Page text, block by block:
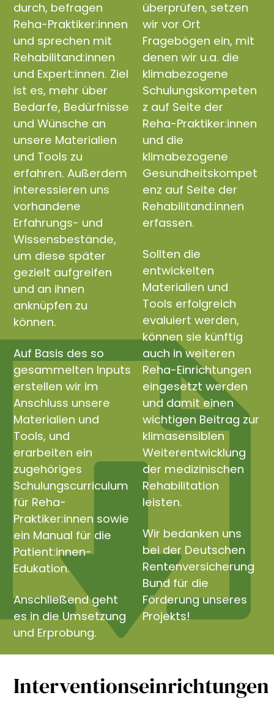
durch, befragen
Reha-Praktiker:innen
und sprechen mit
Rehabilitand:innen
und Expert:innen. Ziel
ist es, mehr über
Bedarfe, Bedürfnisse
und Wünsche an
unsere Materialien
und Tools zu
erfahren. Außerdem
interessieren uns
vorhandene
Erfahrungs- und
Wissensbestände,
um diese später
gezielt aufgreifen
und an ihnen
anknüpfen zu
können.
Auf Basis des so
gesammelten Inputs
erstellen wir im
Anschluss unsere
Materialien und
Tools, und
erarbeiten ein
zugehöriges
Schulungscurriculum
für Reha-
Praktiker:innen sowie
ein Manual für die
Patient:innen-
Edukation.
Anschließend geht
es in die Umsetzung
und Erprobung.
überprüfen, setzen
wir vor Ort
Fragebögen ein, mit
denen wir u.a. die
klimabezogene
Schulungskompeten
z auf Seite der
Reha-Praktiker:innen
und die
klimabezogene
Gesundheitskompet
enz auf Seite der
Rehabilitand:innen
erfassen.
Sollten die
entwickelten
Materialien und
Tools erfolgreich
evaluiert werden,
können sie künftig
auch in weiteren
Reha-Einrichtungen
eingesetzt werden
und damit einen
wichtigen Beitrag zur
klimasensiblen
Weiterentwicklung
der medizinischen
Rehabilitation
leisten.
Wir bedanken uns
bei der Deutschen
Rentenversicherung
Bund für die
Förderung unseres
Projekts!
Interventionseinrichtungen